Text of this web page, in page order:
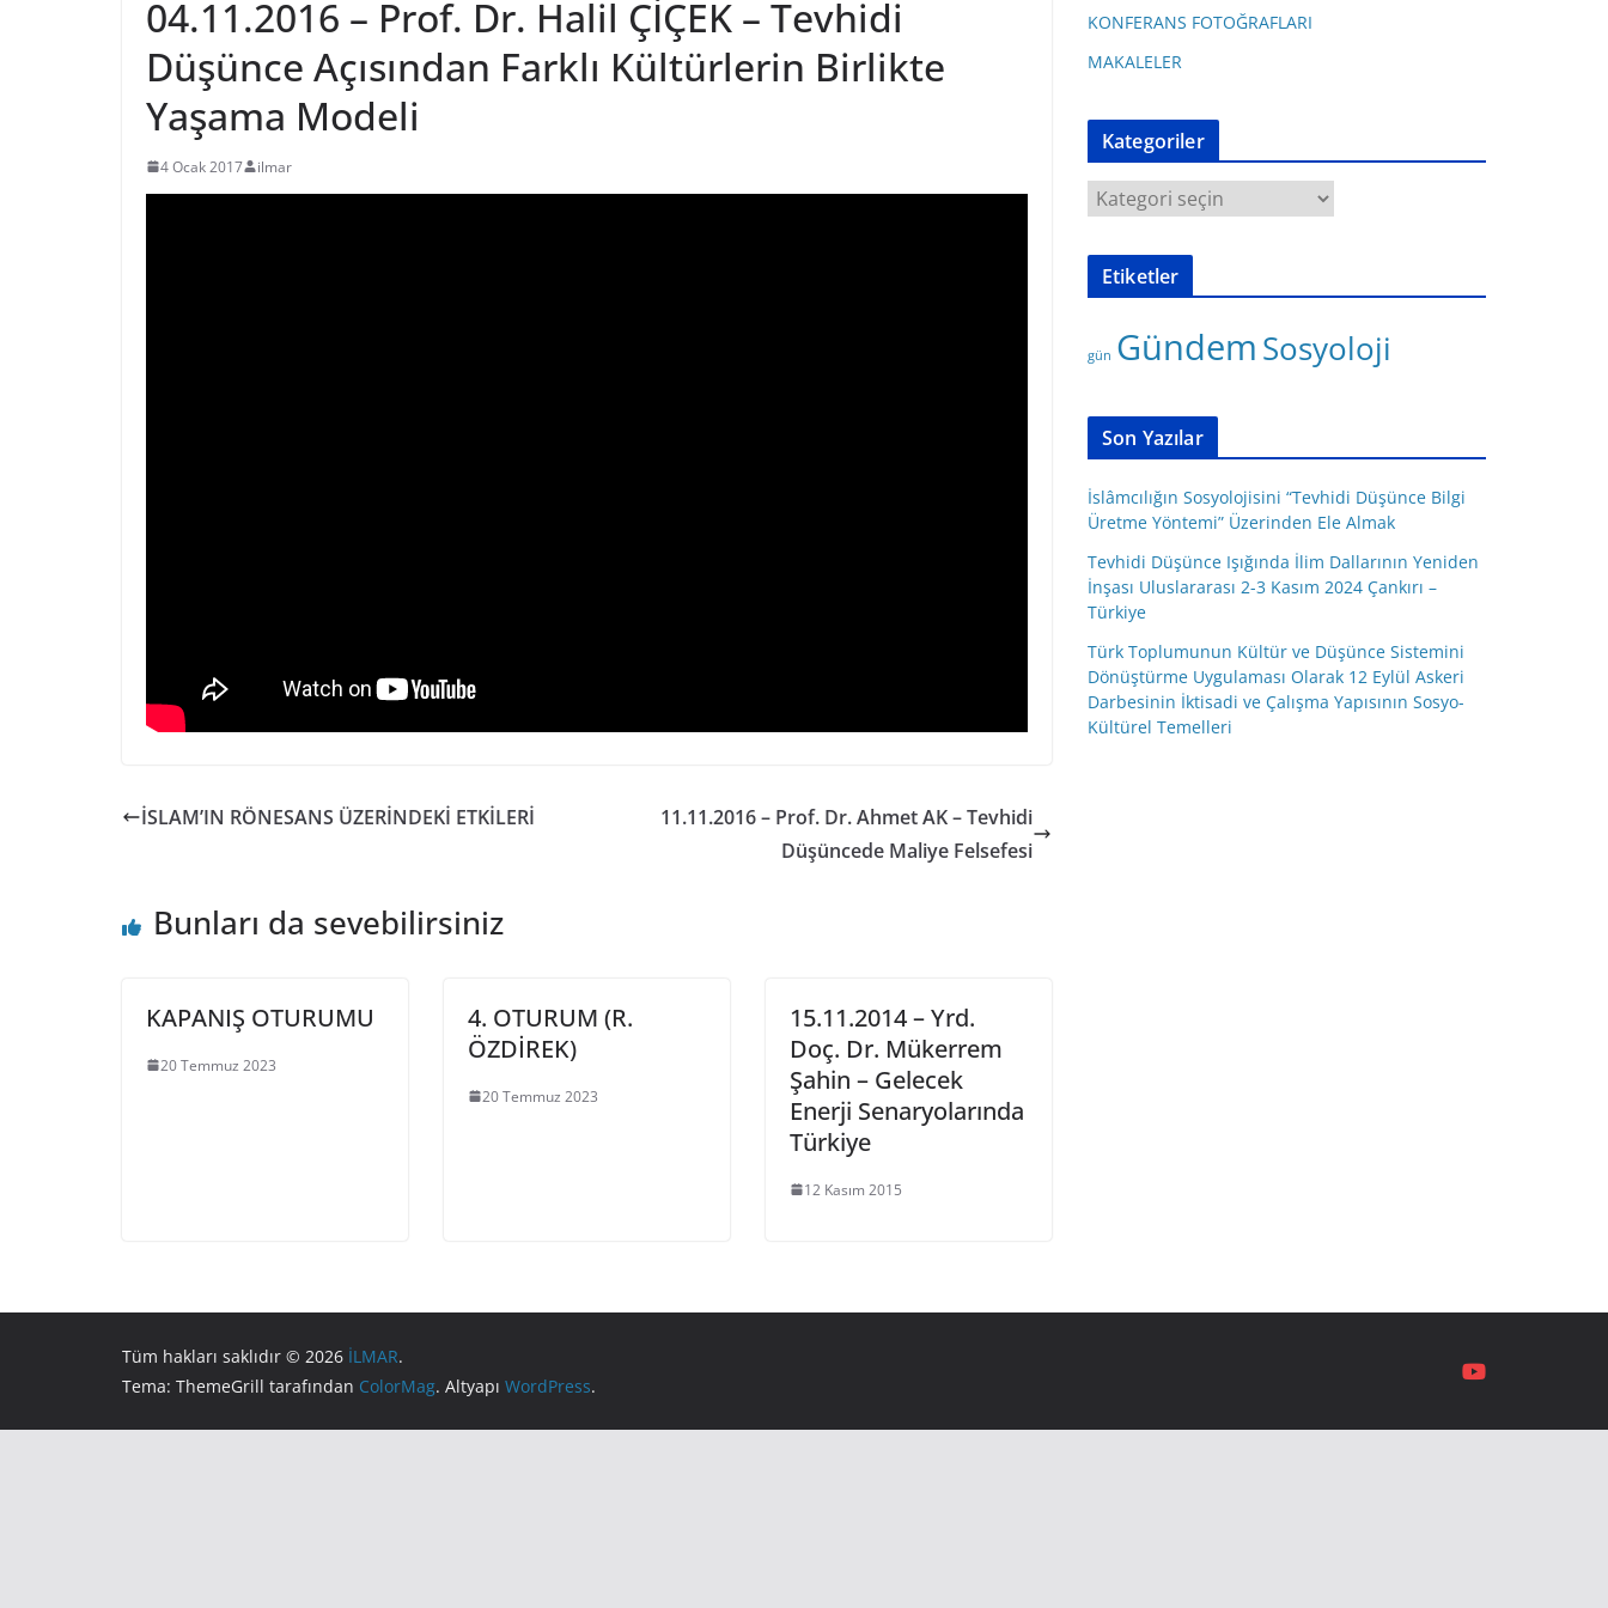
04.11.2016 – Prof. Dr. Halil ÇİÇEK – Tevhidi
Düşünce Açısından Farklı Kültürlerin Birlikte
Yaşama Modeli
4 Ocak 2017 ilmar
İSLAM’IN RÖNESANS ÜZERİNDEKİ ETKİLERİ
11.11.2016 – Prof. Dr. Ahmet AK – Tevhidi
Düşüncede Maliye Felsefesi
Bunları da sevebilirsiniz
KAPANIŞ OTURUMU
20 Temmuz 2023
4. OTURUM (R.
ÖZDİREK)
20 Temmuz 2023
15.11.2014 – Yrd.
Doç. Dr. Mükerrem
Şahin – Gelecek
Enerji Senaryolarında
Türkiye
12 Kasım 2015
KONFERANS FOTOĞRAFLARI
MAKALELER
Kategoriler
a
t
e
r
Etiketler
gün GündemSosyoloji
Son Yazılar
İslâmcılığın Sosyolojisini “Tevhidi Düşünce Bilgi
Üretme Yöntemi” Üzerinden Ele Almak
Tevhidi Düşünce Işığında İlim Dallarının Yeniden
İnşası Uluslararası 2-3 Kasım 2024 Çankırı –
Türkiye
Türk Toplumunun Kültür ve Düşünce Sistemini
Dönüştürme Uygulaması Olarak 12 Eylül Askeri
Darbesinin İktisadi ve Çalışma Yapısının Sosyo-
Kültürel Temelleri
Tüm hakları saklıdır © 2026 İLMAR.
Tema: ThemeGrill tarafından ColorMag. Altyapı WordPress.